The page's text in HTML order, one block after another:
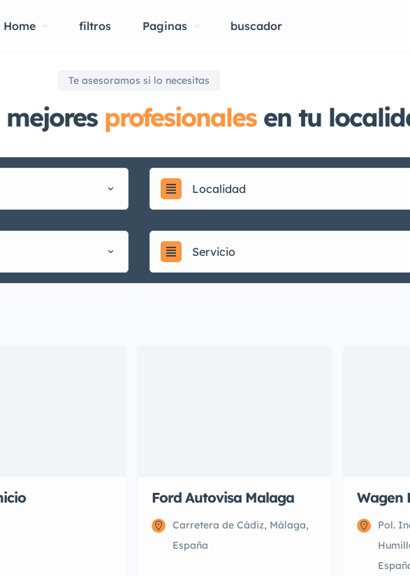
Home filtros Paginas buscador
Te asesoramos si lo necesitas
profesionalesen tu
Localidad
Servicio
Ford Autovisa Malaga
Carretera de Cádiz, Málaga,
España
Wagen
Pol.